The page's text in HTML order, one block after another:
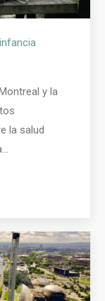
y la
la salud